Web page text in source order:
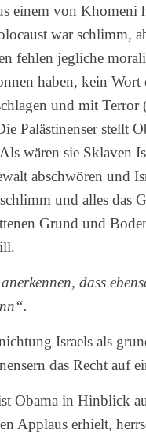
einem von Khomeni
war schlimm,
fehlen jegliche
haben, kein
und mit
Palästinenser stellt
wären sie Sklaven
abschwören und
und alles das
Grund und
dass
Israels als
das Recht auf
Obama in Hinblick
Applaus erhielt,